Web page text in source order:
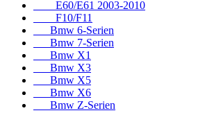
E60/E61 2003-2010
F10/F11
Bmw 6-Serien
Bmw 7-Serien
Bmw X1
Bmw X3
Bmw X5
Bmw X6
Bmw Z-Serien